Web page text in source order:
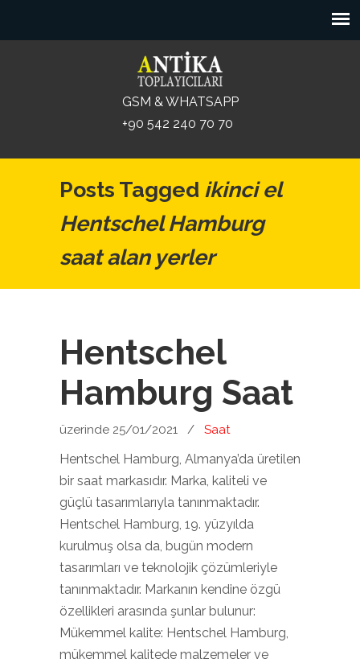
GSM & WHATSAPP
+90 542 240 70 70
Posts Tagged ikinci el
Hentschel Hamburg
saat alan yerler
Hentschel
Hamburg Saat
üzerinde 25/01/2021 / Saat
Hentschel Hamburg, Almanya’da üretilen
bir saat markasıdır. Marka, kaliteli ve
güçlü tasarımlarıyla tanınmaktadır.
Hentschel Hamburg, 19. yüzyılda
kurulmuş olsa da, bugün modern
tasarımları ve teknolojik çözümleriyle
tanınmaktadır. Markanın kendine özgü
özellikleri arasında şunlar bulunur:
Mükemmel kalite: Hentschel Hamburg,
mükemmel kalitede malzemeler ve